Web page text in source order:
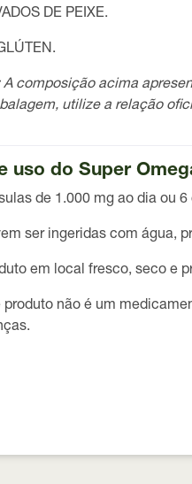
DE PEIXE.
A composição acima
utilize a relação
uso do Super
de 1.000 mg ao dia ou 6
ser ingeridas com água,
em local fresco, seco e
produto não é um